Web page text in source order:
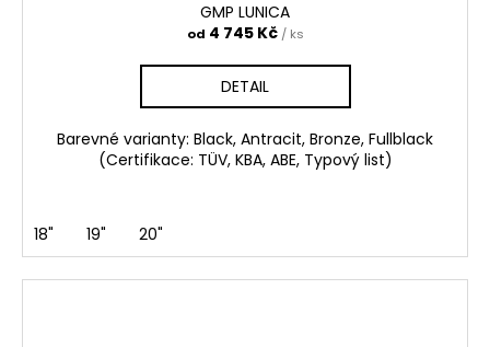
GMP LUNICA
od 4 745 Kč / ks
DETAIL
Barevné varianty: Black, Antracit, Bronze, Fullblack
(Certifikace: TÜV, KBA, ABE, Typový list)
18" 19" 20"